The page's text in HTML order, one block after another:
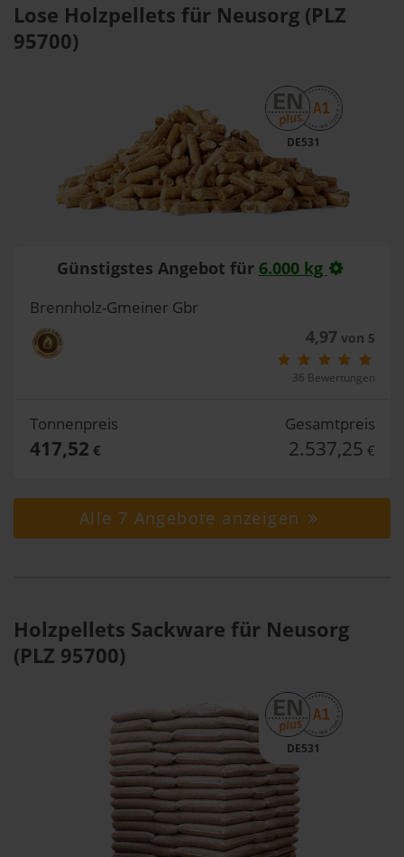
Lose Holzpellets für Neusorg (PLZ
95700)
DE531
Günstigstes Angebot für 6.000 kg
Brennholz-Gmeiner Gbr
4,97von 5
36 Bewertungen
Tonnenpreis
417,52 €
Gesamtpreis
2.537,25 €
Alle 7 Angebote anzeigen
Holzpellets Sackware für Neusorg
(PLZ 95700)
DE531